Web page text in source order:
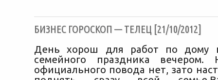
БИЗНЕС ГОРОСКОП — ТЕЛЕЦ [21/10/2012]
День хорош для работ по дому
семейного праздника
официального повода нет, зато